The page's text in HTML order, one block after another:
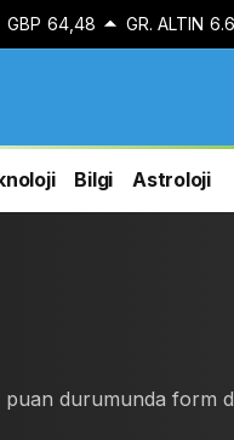
GBP 64,48 GR. ALTIN
Bilgi Astroloji
durumunda form